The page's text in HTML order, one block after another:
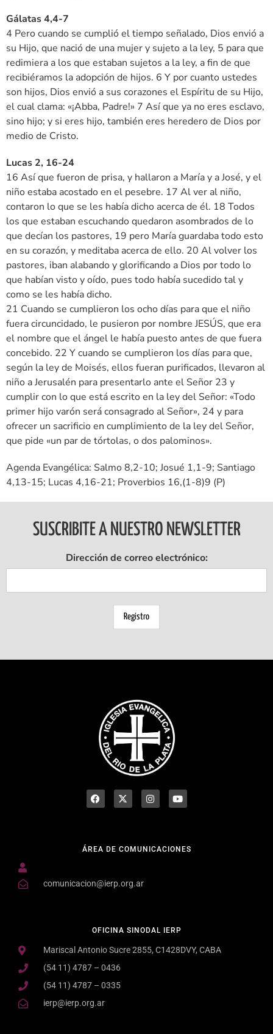
Gálatas 4,4-7
4 Pero cuando se cumplió el tiempo señalado, Dios envió a
su Hijo, que nació de una mujer y sujeto a la ley, 5 para que
redimiera a los que estaban sujetos a la ley, a fin de que
recibiéramos la adopción de hijos. 6 Y por cuanto ustedes
son hijos, Dios envió a sus corazones el Espíritu de su Hijo,
el cual clama: «¡Abba, Padre!» 7 Así que ya no eres esclavo,
sino hijo; y si eres hijo, también eres heredero de Dios por
medio de Cristo.
Lucas 2, 16-24
16 Así que fueron de prisa, y hallaron a María y a José, y el
niño estaba acostado en el pesebre. 17 Al ver al niño,
contaron lo que se les había dicho acerca de él. 18 Todos
los que estaban escuchando quedaron asombrados de lo
que decían los pastores, 19 pero María guardaba todo esto
en su corazón, y meditaba acerca de ello. 20 Al volver los
pastores, iban alabando y glorificando a Dios por todo lo
que habían visto y oído, pues todo había sucedido tal y
como se les había dicho.
21 Cuando se cumplieron los ocho días para que el niño
fuera circuncidado, le pusieron por nombre JESÚS, que era
el nombre que el ángel le había puesto antes de que fuera
concebido. 22 Y cuando se cumplieron los días para que,
según la ley de Moisés, ellos fueran purificados, llevaron al
niño a Jerusalén para presentarlo ante el Señor 23 y
cumplir con lo que está escrito en la ley del Señor: «Todo
primer hijo varón será consagrado al Señor», 24 y para
ofrecer un sacrificio en cumplimiento de la ley del Señor,
que pide «un par de tórtolas, o dos palominos».
Agenda Evangélica: Salmo 8,2-10; Josué 1,1-9; Santiago
4,13-15; Lucas 4,16-21; Proverbios 16,(1-8)9 (P)
SUSCRIBITE A NUESTRO NEWSLETTER
Dirección de correo electrónico:
OFICINA SINODAL IERP
Mariscal Antonio Sucre 2855, C1428DVY, CABA
(54 11) 4787 – 0436
(54 11) 4787 – 0335
ierp@ierp.org.ar
ÁREA DE COMUNICACIONES
comunicacion@ierp.org.ar